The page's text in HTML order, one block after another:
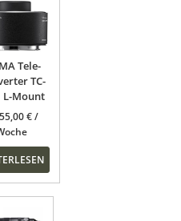
Tele-
TC-
L-Mount
55,00€